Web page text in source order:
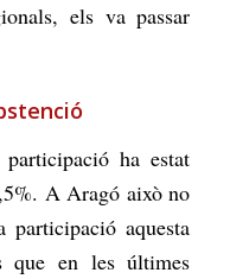
els va passar
ha estat
A Aragó això no
participació aquesta
que en les últimes